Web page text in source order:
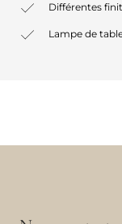
Différentes
Lampe de